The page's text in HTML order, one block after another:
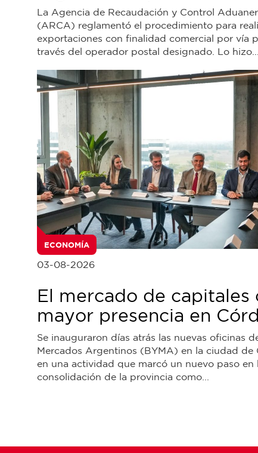
La Agencia de Recaudación y Control
(ARCA) reglamentó el procedimiento para
exportaciones con finalidad comercial por vía
través del operador postal designado. Lo hizo...
ECONOMÍA
03-08-2026
El mercado de capitales
mayor presencia en
Se inauguraron días atrás las nuevas oficinas
Mercados Argentinos (BYMA) en la ciudad de
en una actividad que marcó un nuevo paso en
consolidación de la provincia como...